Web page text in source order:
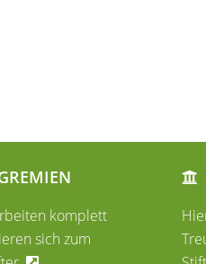
komplett
sich zum